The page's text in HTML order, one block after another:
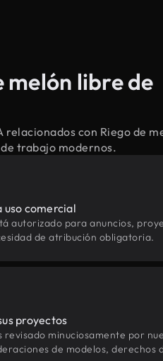
melón libre de
relacionados con Riego de
trabajo modernos.
uso comercial
autorizado para anuncios,
de atribución obligatoria.
proyectos
revisado minuciosamente por
de modelos, derechos